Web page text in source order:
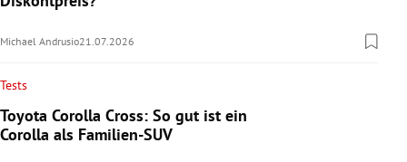
Michael Andrusio21.07.2026
Tests
Toyota Corolla Cross: So gut ist ein
Corolla als Familien-SUV